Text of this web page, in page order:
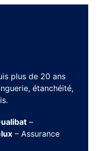
plus de 20 ans
étanchéité,
–
– Assurance